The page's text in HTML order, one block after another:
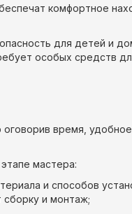
комфортное
для детей и
особых средств
время,
мастера:
и способов
сборку и монтаж;